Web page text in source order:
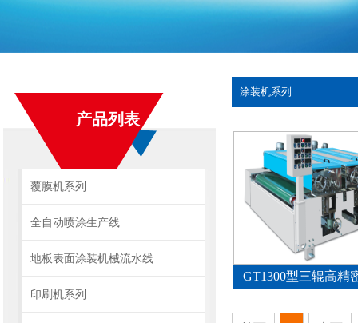
产品列表
覆膜机系列
全自动喷涂生产线
地板表面涂装机械流水线
印刷机系列
涂装机系列
GT1300型三辊高精